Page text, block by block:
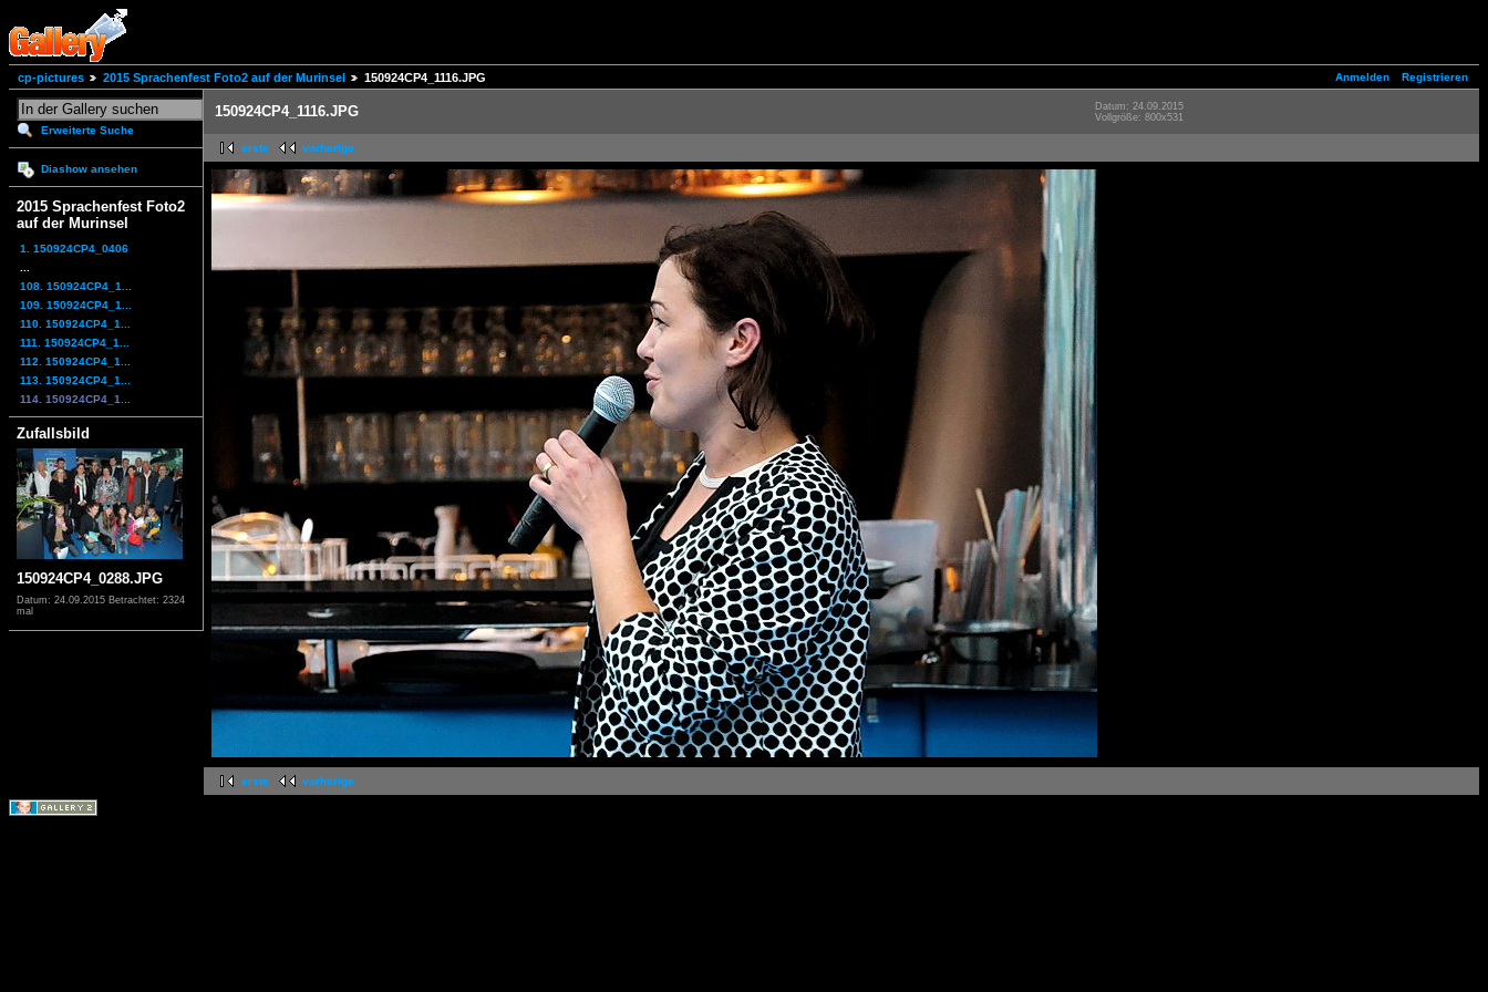
Anmelden Registrieren
cp-pictures 2015 Sprachenfest Foto2 auf der Murinsel 150924CP4_1116.JPG
Erweiterte Suche
Diashow ansehen
2015 Sprachenfest Foto2
auf der Murinsel
1. 150924CP4_0406
108. 150924CP4_1...
109. 150924CP4_1...
110. 150924CP4_1...
111. 150924CP4_1...
112. 150924CP4_1...
113. 150924CP4_1...
114. 150924CP4_1...
Zufallsbild
150924CP4_0288.JPG
Datum: 24.09.2015 Betrachtet: 2324
mal
150924CP4_1116.JPG
Datum: 24.09.2015
Vollgröße: 800x531
erste vorherige
erste vorherige